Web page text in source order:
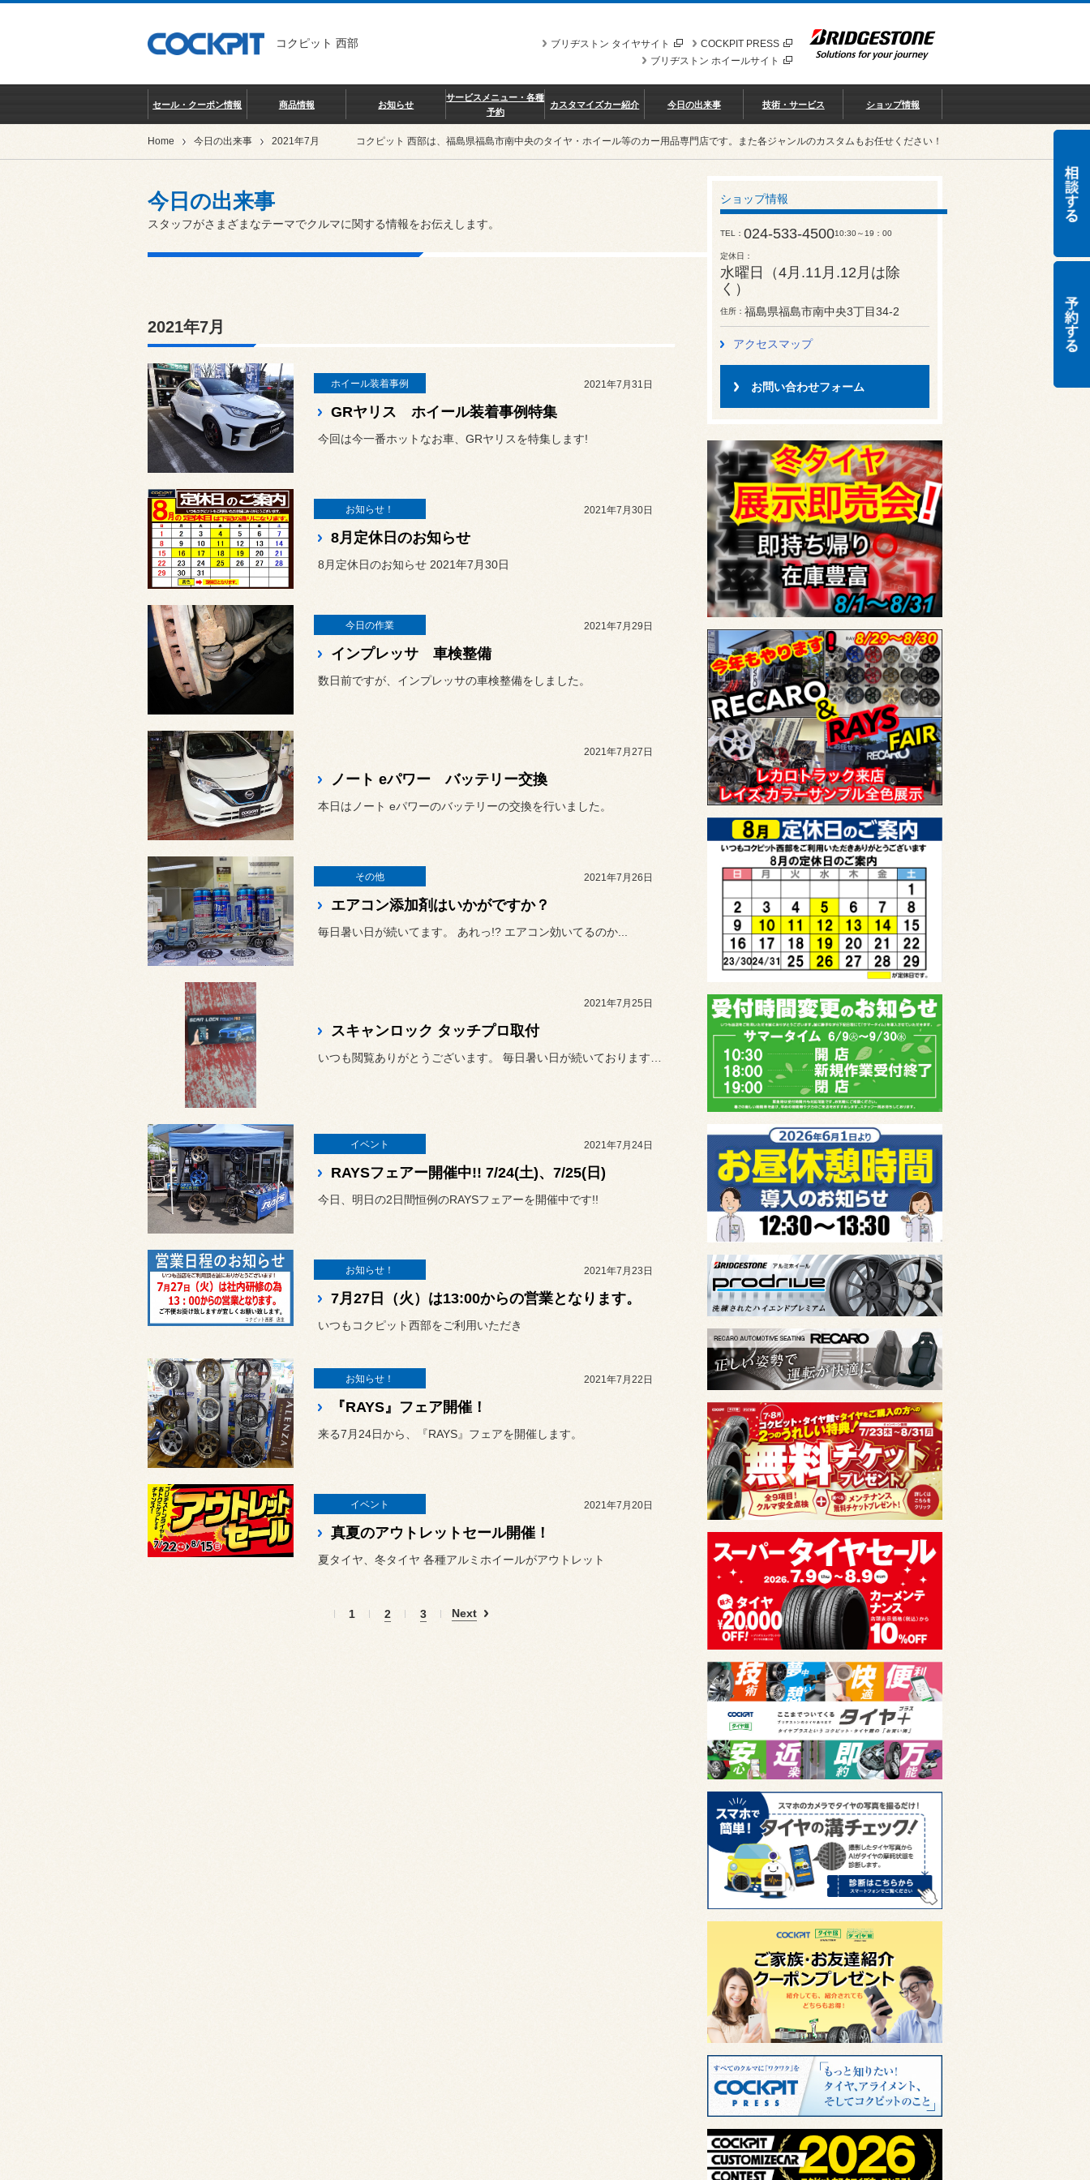
コクピット 西部 COCKPIT PRESS
ブリヂストン タイヤサイト
ブリヂストン ホイールサイト
セール・クーポン情報 商品情報 お知らせ
サービスメニュー・各種
予約
カスタマイズカー紹介 今日の出来事 技術・サービス ショップ情報
Home 今日の出来事 2021年7月 コクピット 西部は、福島県福島市南中央のタイヤ・ホイール等のカー用品専門店です。また各ジャンルのカスタムもお任せください！
今日の出来事
スタッフがさまざまなテーマでクルマに関する情報をお伝えします。
2021年7月
ホイール装着事例 2021年7月31日
GRヤリス ホイール装着事例特集
今回は今一番ホットなお車、GRヤリスを特集します!
お知らせ！ 2021年7月30日
8月定休日のお知らせ
8月定休日のお知らせ 2021年7月30日
今日の作業 2021年7月29日
インプレッサ 車検整備
数日前ですが、インプレッサの車検整備をしました。
2021年7月27日
ノート eパワー バッテリー交換
本日はノート eパワーのバッテリーの交換を行いました。
その他 2021年7月26日
エアコン添加剤はいかがですか？
毎日暑い日が続いてます。 あれっ!? エアコン効いてるのか...
2021年7月25日
スキャンロック タッチプロ取付
イベント 2021年7月24日
RAYSフェアー開催中!! 7/24(土)、7/25(日)
今日、明日の2日間恒例のRAYSフェアーを開催中です!!
お知らせ！ 2021年7月23日
7月27日（火）は13:00からの営業となります。
いつもコクピット西部をご利用いただき
お知らせ！ 2021年7月22日
『RAYS』フェア開催！
来る7月24日から、『RAYS』フェアを開催します。
イベント 2021年7月20日
真夏のアウトレットセール開催！
夏タイヤ、冬タイヤ 各種アルミホイールがアウトレット
1 2 3 Next
ショップ情報
TEL 024-533-450010:30～19：00
定休日
水曜日（4月.11月.12月は除
く）
住所 福島県福島市南中央3丁目34-2
アクセスマップ
お問い合わせフォーム